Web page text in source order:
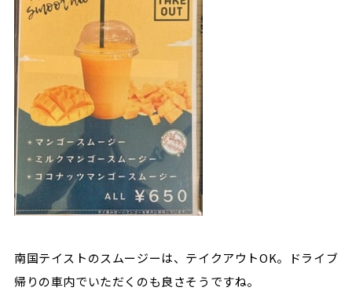
南国テイストのスムージーは、テイクアウトOK。ドライブ
帰りの車内でいただくのも良さそうですね。